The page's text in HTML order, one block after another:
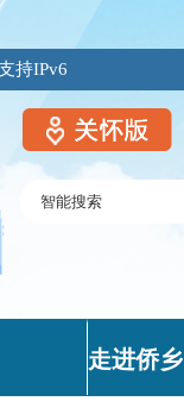
持IPv6
走进侨乡